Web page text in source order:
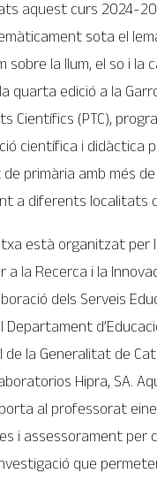
aquest curs 2024-
sota el
sobre la llum, el so i la
quarta edició a la
Científics (PTC),
científica i didàctica
primària amb més de
a diferents localitats
està organitzat per
a la Recerca i la
dels Serveis
Departament
de la Generalitat de
Hipra, SA.
al professorat
i assessorament per
que